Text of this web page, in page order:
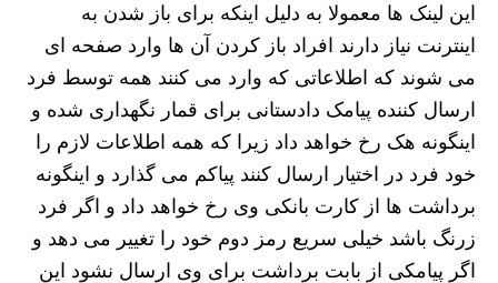
این لینک ها معمولا به دلیل اینکه برای باز شدن به
اینترنت نیاز دارند افراد باز کردن آن ها وارد صفحه ای
می شوند که اطلاعاتی که وارد می کنند همه توسط فرد
ارسال کننده پیامک دادستانی برای قمار نگهداری شده و
اینگونه هک رخ خواهد داد زیرا که همه اطلاعات لازم را
خود فرد در اختیار ارسال کنند پیاکم می گذارد و اینگونه
برداشت ها از کارت بانکی وی رخ خواهد داد و اگر فرد
زرنگ باشد خیلی سریع رمز دوم خود را تغییر می دهد و
اگر پیامکی از بابت برداشت برای وی ارسال نشود این